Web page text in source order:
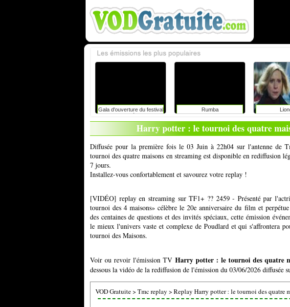
Gala d'ouverture du festival
du rire de liège avec
caroline vigneaux: faut-il
toujours dire la vérité aux
enfants ?
Rumba
Les émissions les plus populaires
Harry potter : le tournoi des quatre
Diffusée pour la première fois le 03 Juin à 22h04 sur l'antenne de
tournoi des quatre maisons en streaming est disponible en rediffusion
7 jours.
Installez-vous confortablement et savourez votre replay !
[VIDÉO] replay en streaming sur TF1+ ?? 2459 - Présenté par
tournoi des 4 maisons» célèbre le 20e anniversaire du film et
des centaines de questions et des invités spéciaux, cette émission
le mieux l'univers vaste et complexe de Poudlard et qui s'affrontera
tournoi des Maisons.
Voir ou revoir l'émission TV Harry potter : le tournoi des quatre
dessous la vidéo de la rediffusion de l'émission du 03/06/2026 diffusée
VOD Gratuite>Tmc replay >Replay Harry potter : le tournoi des quatre